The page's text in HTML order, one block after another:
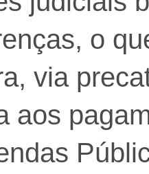
o
via
aos